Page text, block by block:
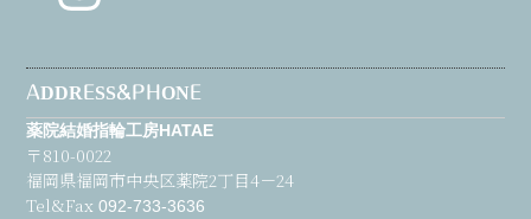
ADDRESS&PHONE
薬院結婚指輪工房HATAE
〒810-0022
福岡県福岡市中央区薬院2丁目4－24
Tel&Fax092-733-3636